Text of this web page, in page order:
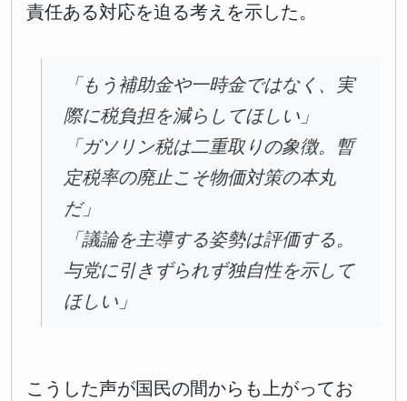
責任ある対応を迫る考えを示した。
「もう補助金や一時金ではなく、実
際に税負担を減らしてほしい」
「ガソリン税は二重取りの象徴。暫
定税率の廃止こそ物価対策の本丸
だ」
「議論を主導する姿勢は評価する。
与党に引きずられず独自性を示して
ほしい」
こうした声が国民の間からも上がってお